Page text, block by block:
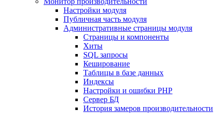
Настройки модуля
Публичная часть модуля
Административные страницы модуля
Страницы и компоненты
Хиты
SQL запросы
Кеширование
Таблицы в базе данных
Индексы
Настройки и ошибки PHP
Сервер БД
История замеров производительности